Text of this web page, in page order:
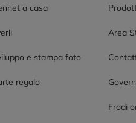
a casa
e stampa foto
regalo
Area
Frodi